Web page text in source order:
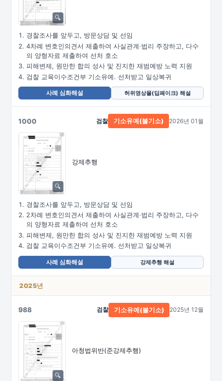
경찰조사를 앞두고, 방문상담 및 선임
4차례 변호인의견서 제출하여 사실관계·법리 주장하고, 다수
의 양형자료 제출하여 선처 호소
피해변제, 원만한 합의 성사 및 진지한 재범예방 노력 지원
검찰 교육이수조건부 기소유예. 선처받고 일상복귀
사례 심화해설 허위영상물(딥페이크) 해설
1000
강제추행
검찰 기소유예(불기소) 2026년 01월
경찰조사를 앞두고, 방문상담 및 선임
2차례 변호인의견서 제출하여 사실관계·법리 주장하고, 다수
의 양형자료 제출하여 선처 호소
피해변제, 원만한 합의 성사 및 진지한 재범예방 노력 지원
검찰 교육이수조건부 기소유예. 선처받고 일상복귀
사례 심화해설 강제추행 해설
2025년
988
아청법위반(준강제추행)
검찰 기소유예(불기소) 2025년 12월